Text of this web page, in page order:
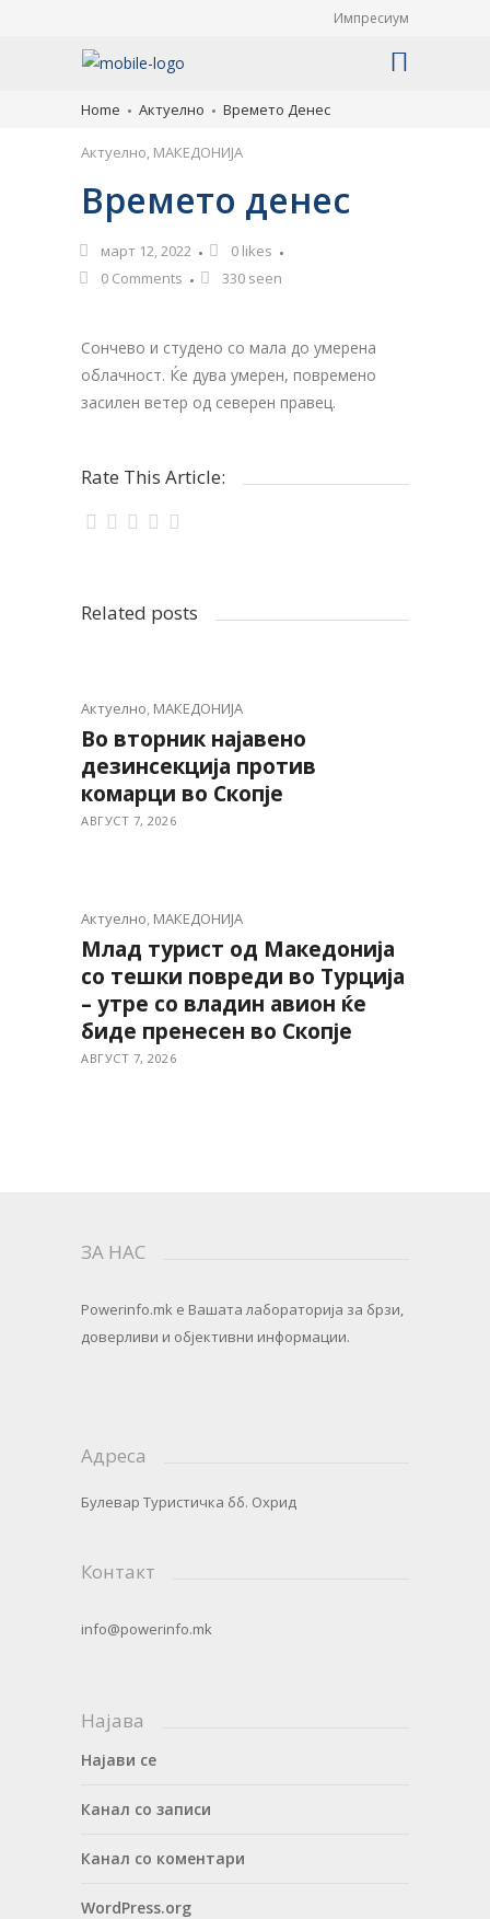
Импресиум
Home Актуелно Времето Денес
Актуелно, МАКЕДОНИЈА
Времето денес
март 12, 2022 0 likes
0 Comments
330 seen
Сончево и студено со мала до умерена
облачност. Ќе дува умерен, повремено
засилен ветер од северен правец.
Rate This Article:
Related posts
Актуелно, МАКЕДОНИЈА
Во вторник најавено
дезинсекција против
комарци во Скопје
АВГУСТ 7, 2026
Актуелно, МАКЕДОНИЈА
Млад турист од Македонија
со тешки повреди во Турција
– утре со владин авион ќе
биде пренесен во Скопје
АВГУСТ 7, 2026
ЗА НАС
Powerinfo.mk e Вашата лабораторија за брзи,
доверливи и објективни информации.
Адреса
Булевар Туристичка бб. Охрид
Контакт
info@powerinfo.mk
Најава
Најави се
Канал со записи
Канал со коментари
WordPress.org